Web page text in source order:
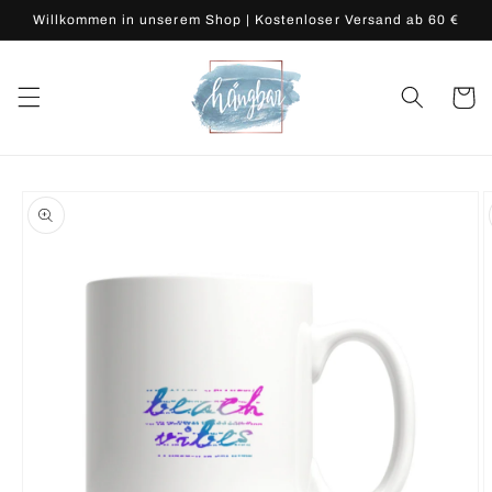
zum
Inhalt
Willkommen in unserem Shop | Kostenloser Versand ab 60 €